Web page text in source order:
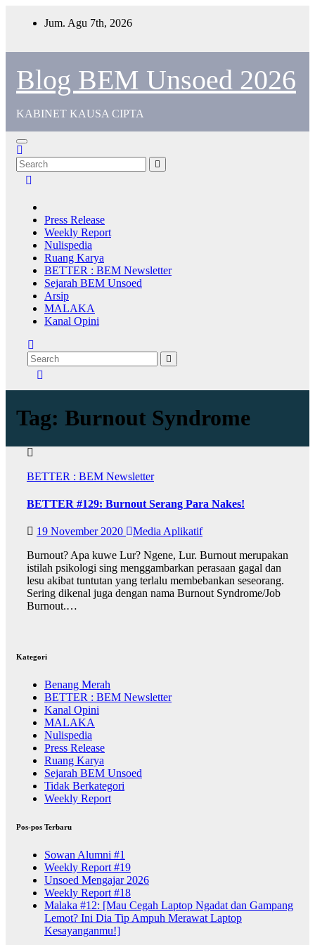
Jum. Agu 7th, 2026
Blog BEM Unsoed 2026
KABINET KAUSA CIPTA
Press Release
Weekly Report
Nulispedia
Ruang Karya
BETTER : BEM Newsletter
Sejarah BEM Unsoed
Arsip
MALAKA
Kanal Opini
Tag: Burnout Syndrome
BETTER : BEM Newsletter
BETTER #129: Burnout Serang Para Nakes!
19 November 2020
Media Aplikatif
Burnout? Apa kuwe Lur? Ngene, Lur. Burnout merupakan
istilah psikologi sing menggambarkan perasaan gagal dan
lesu akibat tuntutan yang terlalu membebankan seseorang.
Sering dikenal juga dengan nama Burnout Syndrome/Job
Burnout.…
Kategori
Benang Merah
BETTER : BEM Newsletter
Kanal Opini
MALAKA
Nulispedia
Press Release
Ruang Karya
Sejarah BEM Unsoed
Tidak Berkategori
Weekly Report
Pos-pos Terbaru
Sowan Alumni #1
Weekly Report #19
Unsoed Mengajar 2026
Weekly Report #18
Malaka #12: [Mau Cegah Laptop Ngadat dan Gampang
Lemot? Ini Dia Tip Ampuh Merawat Laptop
Kesayanganmu!]